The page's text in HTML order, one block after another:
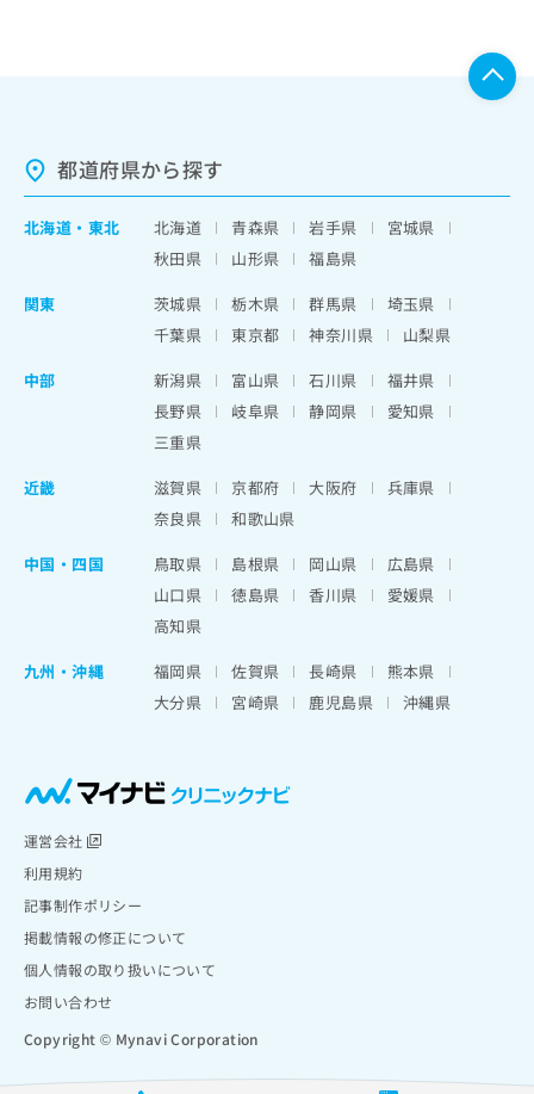
都道府県から探す
北海道 ・ 東北 北海道 青森県 岩手県
宮城県
秋田県
山形県
福島県
関東
茨城県 栃木県 群馬県
埼玉県
千葉県
東京都 神奈川県
山梨県
中部
新潟県 富山県 石川県
福井県
長野県
岐阜県 静岡県
愛知県
三重県
近畿
滋賀県 京都府 大阪府
兵庫県
奈良県
和歌山県
中国・四国
鳥取県 島根県 岡山県
広島県
山口県
徳島県 香川県
愛媛県
高知県
九州・沖縄
福岡県 佐賀県 長崎県
熊本県
大分県
宮崎県 鹿児島県 沖縄県
運営会社
利用規約
記事制作ポリシー
掲載情報の修正について
個人情報の取り扱いについて
お問い合わせ
Copyright © Mynavi Corporation